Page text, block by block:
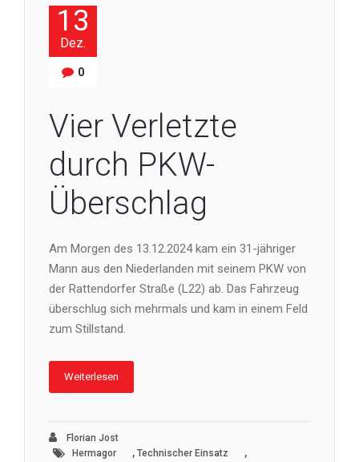
13
Dez.
0
Vier Verletzte
durch PKW-
Überschlag
Am Morgen des 13.12.2024 kam ein 31-jähriger
Mann aus den Niederlanden mit seinem PKW von
der Rattendorfer Straße (L22) ab. Das Fahrzeug
überschlug sich mehrmals und kam in einem Feld
zum Stillstand.
Weiterlesen
Florian Jost
Hermagor
, Technischer Einsatz ,